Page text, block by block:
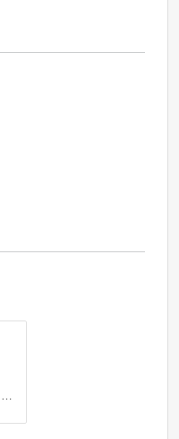
EIF believe in small